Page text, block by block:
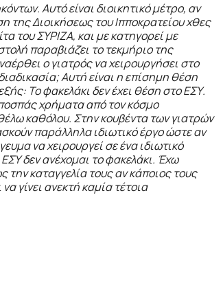
Αυτό είναι διοικητικό μέτρο, αν
Διοικήσεως του Ιπποκρατείου χθες
του ΣΥΡΙΖΑ, και με κατηγορεί με
παραβιάζει το τεκμήριο της
ο γιατρός να χειρουργήσει στο
Αυτή είναι η επίσημη θέση
Το φακελάκι δεν έχει θέση στο ΕΣΥ.
χρήματα από τον κόσμο
καθόλου. Στην κουβέντα των γιατρών
παράλληλα ιδιωτικό έργο ώστε αν
να χειρουργεί σε ένα ιδιωτικό
δεν ανέχομαι το φακελάκι. Έχω
καταγγελία τους αν κάποιος τους
γίνει ανεκτή καμία τέτοια